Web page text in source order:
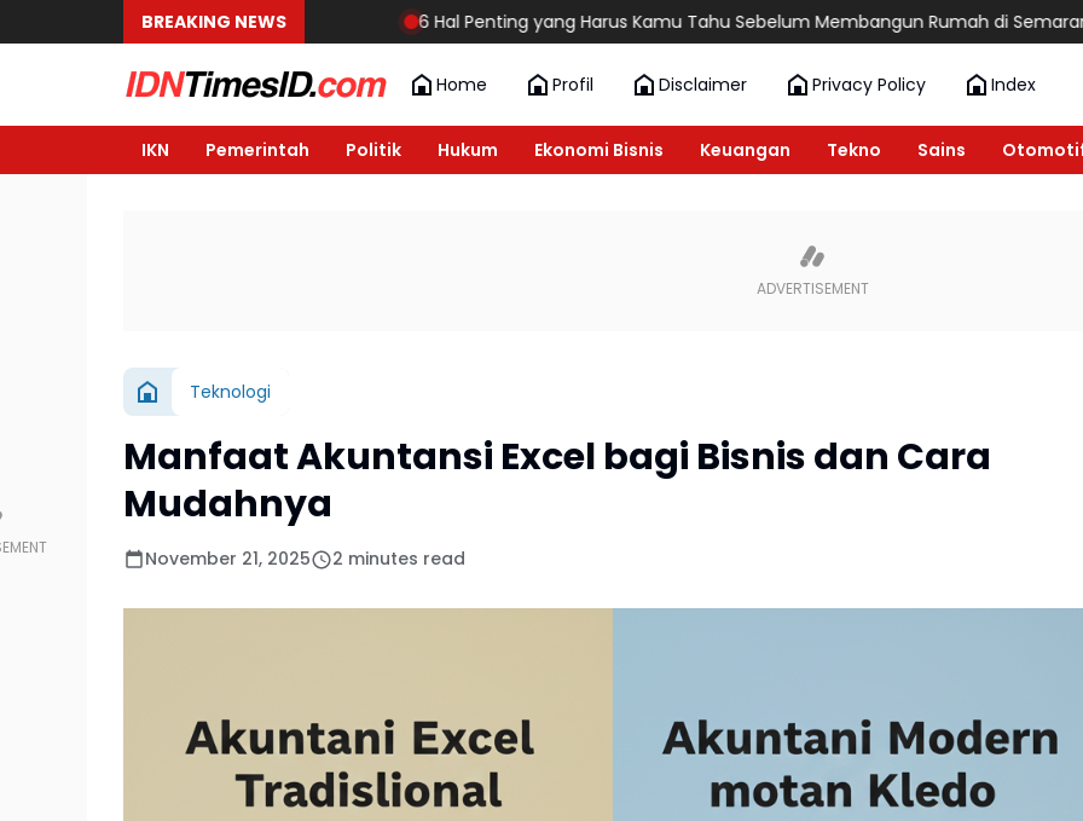
BREAKING NEWS 6 Hal Penting yang Harus Kamu Tahu Sebelum Membangun Rumah di Semarang 6
Home Profil Disclaimer Privacy Policy Index
IKN Pemerintah Politik Hukum Ekonomi Bisnis Keuangan Tekno Sains
Teknologi
Manfaat Akuntansi Excel bagi Bisnis dan Cara
Mudahnya
November 21, 2025 2 minutes read